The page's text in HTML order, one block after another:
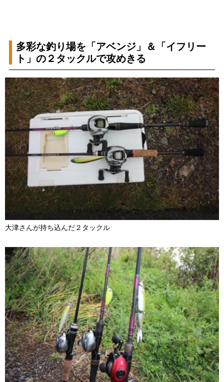
多彩な釣り場を「アベンジ」＆「イフリー
ト」の２タックルで攻めきる
大津さんが持ち込んだ２タックル